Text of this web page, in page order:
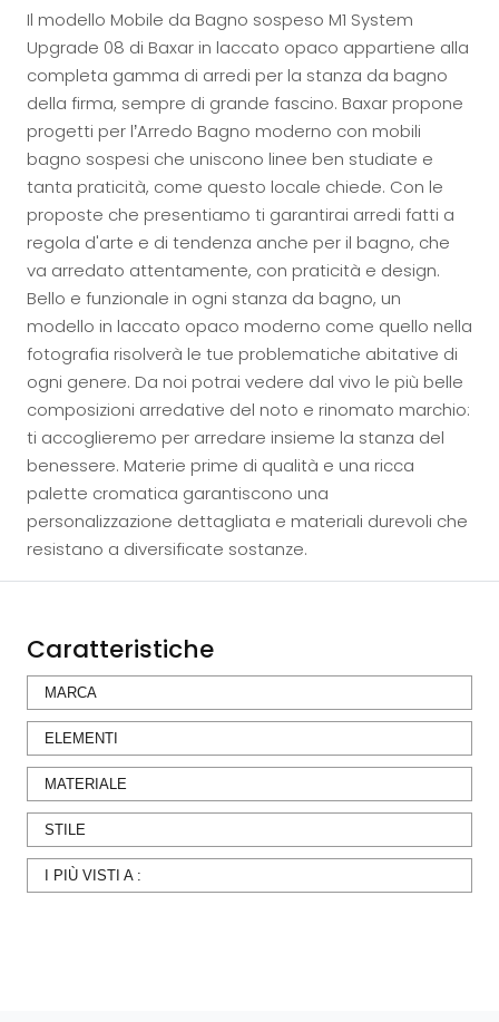
Il modello Mobile da Bagno sospeso M1 System
Upgrade 08 di Baxar in laccato opaco appartiene alla
completa gamma di arredi per la stanza da bagno
della firma, sempre di grande fascino. Baxar propone
progetti per l’Arredo Bagno moderno con mobili
bagno sospesi che uniscono linee ben studiate e
tanta praticità, come questo locale chiede. Con le
proposte che presentiamo ti garantirai arredi fatti a
regola d'arte e di tendenza anche per il bagno, che
va arredato attentamente, con praticità e design.
Bello e funzionale in ogni stanza da bagno, un
modello in laccato opaco moderno come quello nella
fotografia risolverà le tue problematiche abitative di
ogni genere. Da noi potrai vedere dal vivo le più belle
composizioni arredative del noto e rinomato marchio:
ti accoglieremo per arredare insieme la stanza del
benessere. Materie prime di qualità e una ricca
palette cromatica garantiscono una
personalizzazione dettagliata e materiali durevoli che
resistano a diversificate sostanze.
Caratteristiche
MARCA
ELEMENTI
MATERIALE
STILE
I PIÙ VISTI A :